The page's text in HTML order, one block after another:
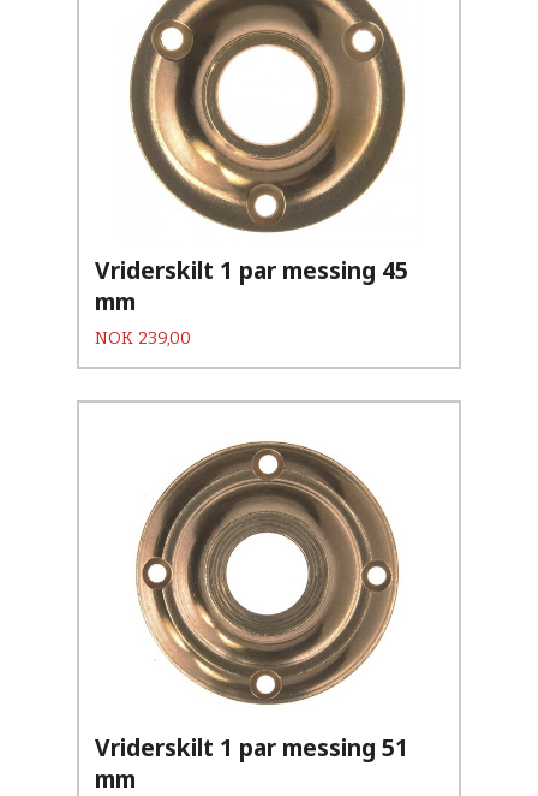
Vriderskilt 1 par messing 45
mm
Pris
NOK 239,00
Vriderskilt 1 par messing 51
mm